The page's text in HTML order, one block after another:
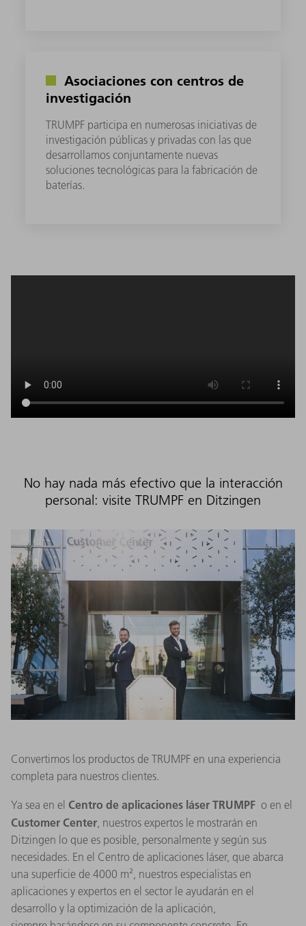
Asociaciones con centros de
investigación
TRUMPF participa en numerosas iniciativas de
investigación públicas y privadas con las que
desarrollamos conjuntamente nuevas
soluciones tecnológicas para la fabricación de
baterías.
No hay nada más efectivo que la interacción
personal: visite TRUMPF en Ditzingen
Convertimos los productos de TRUMPF en una experiencia
completa para nuestros clientes.
Ya sea en el Centro de aplicaciones láser TRUMPF o en el
Customer Center , nuestros expertos le mostrarán en
Ditzingen lo que es posible, personalmente y según sus
necesidades. En el Centro de aplicaciones láser, que abarca
una superficie de 4000 m², nuestros especialistas en
aplicaciones y expertos en el sector le ayudarán en el
desarrollo y la optimización de la aplicación,